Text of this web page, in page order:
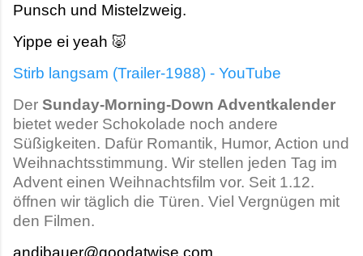
Punsch und Mistelzweig.
Yippe ei yeah 🐷
Stirb langsam (Trailer-1988) - YouTube
Der Sunday-Morning-Down Adventkalender
bietet weder Schokolade noch andere
Süßigkeiten. Dafür Romantik, Humor, Action und
Weihnachtsstimmung. Wir stellen jeden Tag im
Advent einen Weihnachtsfilm vor. Seit 1.12.
öffnen wir täglich die Türen. Viel Vergnügen mit
den Filmen.
andibauer@goodatwise.com